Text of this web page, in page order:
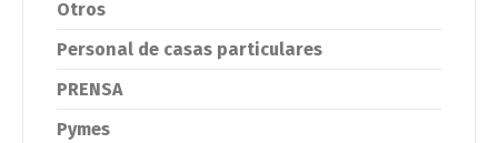
Otros
Personal de casas particulares
PRENSA
Pymes